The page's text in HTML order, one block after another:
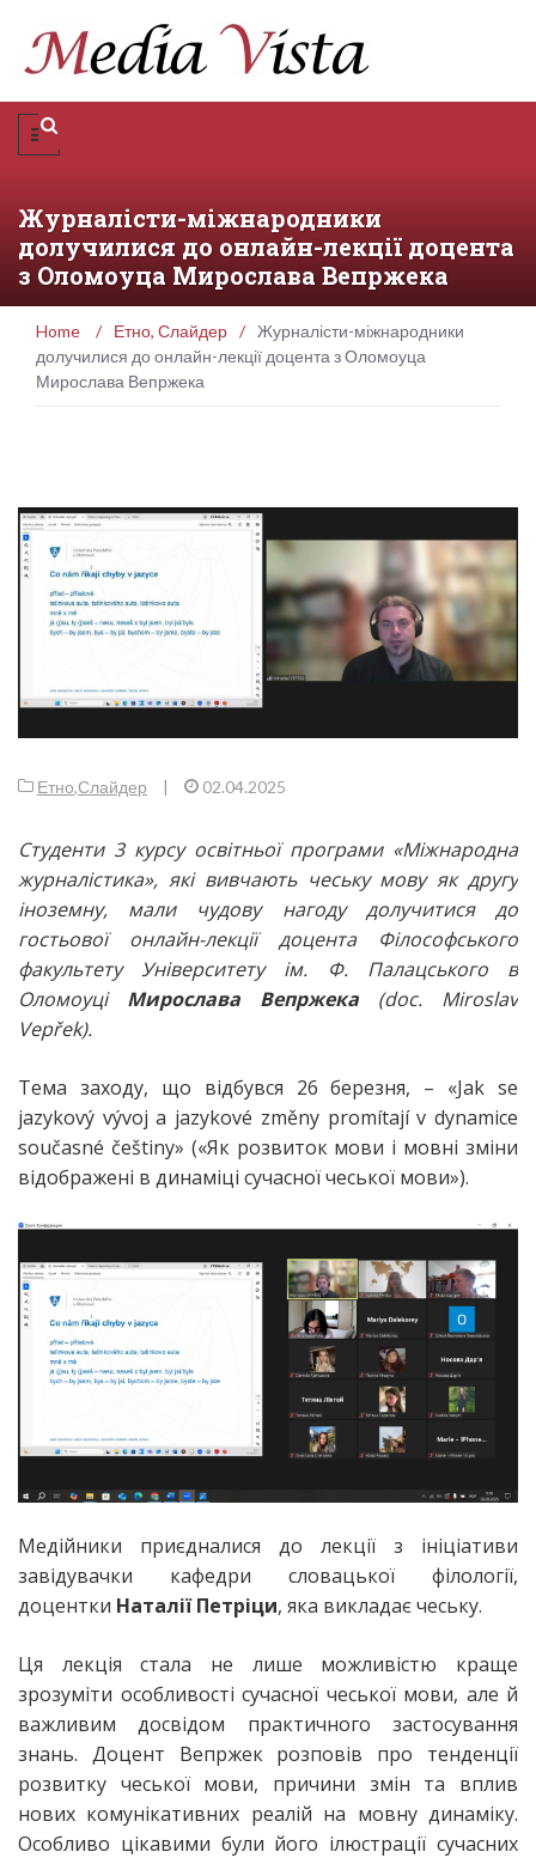
Журналісти-міжнародники
долучилися до онлайн-лекції доцента
з Оломоуца Мирослава Вепржека
Home / Етно, Слайдер / Журналісти-міжнародники
долучилися до онлайн-лекції доцента з Оломоуца
Мирослава Вепржека
Етно,Слайдер | 02.04.2025
Студенти 3 курсу освітньої програми «Міжнародна
журналістика», які вивчають чеську мову як другу
іноземну, мали чудову нагоду долучитися до
гостьової онлайн-лекції доцента Філософського
факультету Університету ім. Ф. Палацського в
Оломоуці Мирослава Вепржека (doc. Miroslav
Vepřek).
Тема заходу, що відбувся 26 березня, – «Jak se
jazykový vývoj a jazykové změny promítají v dynamice
současné češtiny» («Як розвиток мови і мовні зміни
відображені в динаміці сучасної чеської мови»).
Медійники приєдналися до лекції з ініціативи
завідувачки кафедри словацької філології,
доцентки Наталії Петріци, яка викладає чеську.
Ця лекція стала не лише можливістю краще
зрозуміти особливості сучасної чеської мови, але й
важливим досвідом практичного застосування
знань. Доцент Вепржек розповів про тенденції
розвитку чеської мови, причини змін та вплив
нових комунікативних реалій на мовну динаміку.
Особливо цікавими були його ілюстрації сучасних